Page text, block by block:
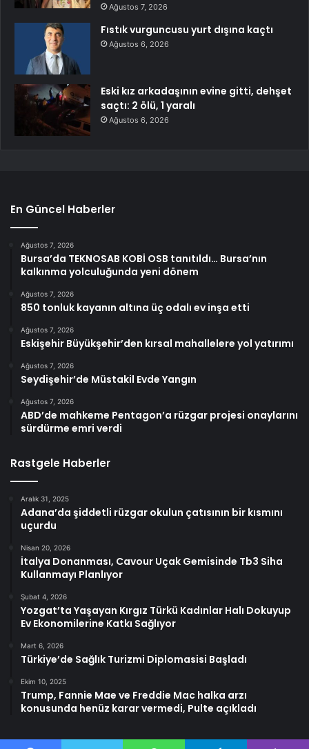
Ağustos 7, 2026
Fıstık vurguncusu yurt dışına kaçtı
Ağustos 6, 2026
Eski kız arkadaşının evine gitti, dehşet
saçtı: 2 ölü, 1 yaralı
Ağustos 6, 2026
En Güncel Haberler
Ağustos 7, 2026
Bursa’da TEKNOSAB KOBİ OSB tanıtıldı… Bursa’nın
kalkınma yolculuğunda yeni dönem
Ağustos 7, 2026
850 tonluk kayanın altına üç odalı ev inşa etti
Ağustos 7, 2026
Eskişehir Büyükşehir’den kırsal mahallelere yol yatırımı
Ağustos 7, 2026
Seydişehir’de Müstakil Evde Yangın
Ağustos 7, 2026
ABD’de mahkeme Pentagon’a rüzgar projesi onaylarını
sürdürme emri verdi
Rastgele Haberler
Aralık 31, 2025
Adana’da şiddetli rüzgar okulun çatısının bir kısmını
uçurdu
Nisan 20, 2026
İtalya Donanması, Cavour Uçak Gemisinde Tb3 Siha
Kullanmayı Planlıyor
Şubat 4, 2026
Yozgat’ta Yaşayan Kırgız Türkü Kadınlar Halı Dokuyup
Ev Ekonomilerine Katkı Sağlıyor
Mart 6, 2026
Türkiye’de Sağlık Turizmi Diplomasisi Başladı
Ekim 10, 2025
Trump, Fannie Mae ve Freddie Mac halka arzı
konusunda henüz karar vermedi, Pulte açıkladı